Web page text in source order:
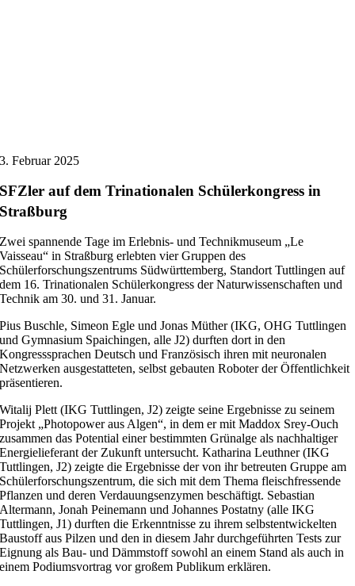
3. Februar 2025
SFZler auf dem Trinationalen Schülerkongress in
Straßburg
Zwei spannende Tage im Erlebnis- und Technikmuseum „Le
Vaisseau“ in Straßburg erlebten vier Gruppen des
Schülerforschungszentrums Südwürttemberg, Standort Tuttlingen auf
dem 16. Trinationalen Schülerkongress der Naturwissenschaften und
Technik am 30. und 31. Januar.
Pius Buschle, Simeon Egle und Jonas Müther (IKG, OHG Tuttlingen
und Gymnasium Spaichingen, alle J2) durften dort in den
Kongresssprachen Deutsch und Französisch ihren mit neuronalen
Netzwerken ausgestatteten, selbst gebauten Roboter der Öffentlichkeit
präsentieren.
Witalij Plett (IKG Tuttlingen, J2) zeigte seine Ergebnisse zu seinem
Projekt „Photopower aus Algen“, in dem er mit Maddox Srey-Ouch
zusammen das Potential einer bestimmten Grünalge als nachhaltiger
Energielieferant der Zukunft untersucht. Katharina Leuthner (IKG
Tuttlingen, J2) zeigte die Ergebnisse der von ihr betreuten Gruppe am
Schülerforschungszentrum, die sich mit dem Thema fleischfressende
Pflanzen und deren Verdauungsenzymen beschäftigt. Sebastian
Altermann, Jonah Peinemann und Johannes Postatny (alle IKG
Tuttlingen, J1) durften die Erkenntnisse zu ihrem selbstentwickelten
Baustoff aus Pilzen und den in diesem Jahr durchgeführten Tests zur
Eignung als Bau- und Dämmstoff sowohl an einem Stand als auch in
einem Podiumsvortrag vor großem Publikum erklären.